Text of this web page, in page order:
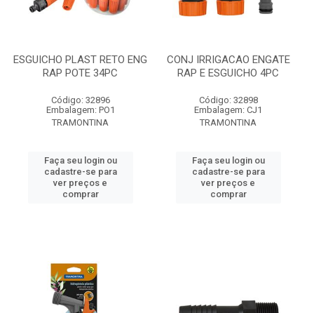
ESGUICHO PLAST RETO ENG
RAP POTE 34PC
Código: 32896
Embalagem: PO1
TRAMONTINA
Faça seu login ou
cadastre-se para
ver preços e
comprar
CONJ IRRIGACAO ENGATE
RAP E ESGUICHO 4PC
Código: 32898
Embalagem: CJ1
TRAMONTINA
Faça seu login ou
cadastre-se para
ver preços e
comprar